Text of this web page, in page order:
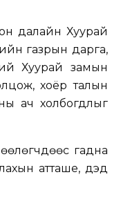
далайн Хуурай
газрын дарга,
Хуурай замын
хоёр талын
ач холбогдлыг
гадна
атташе, дэд